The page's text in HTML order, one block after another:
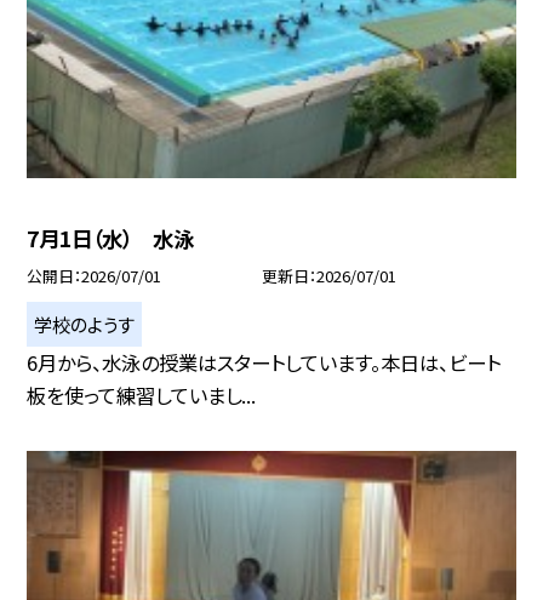
7月1日（水） 水泳
公開日 2026/07/01 更新日 2026/07/01
学校のようす
6月から、水泳の授業はスタートしています。本日は、ビート
板を使って練習していまし...